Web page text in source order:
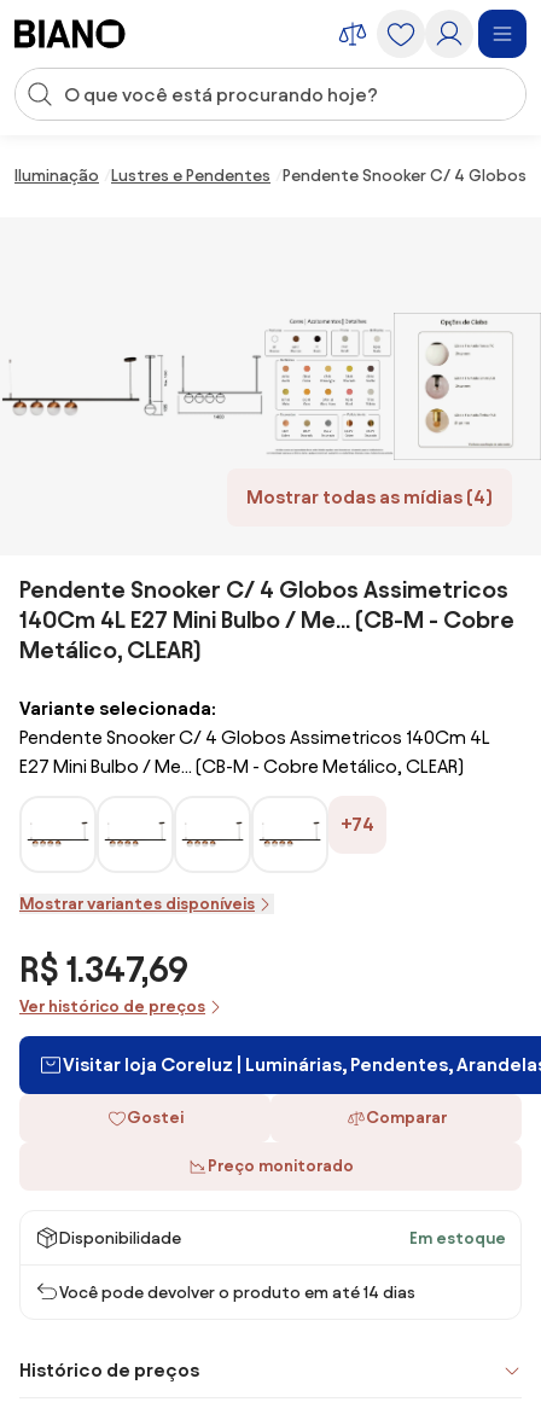
Entrada de pesquisa
Iluminação Lustres e Pendentes Pendente Snooker C/ 4 Globos
Mostrar todas as mídias (4)
Pendente Snooker C/ 4 Globos Assimetricos
140Cm 4L E27 Mini Bulbo / Me... (CB-M - Cobre
Metálico, CLEAR)
Variante selecionada:
Pendente Snooker C/ 4 Globos Assimetricos 140Cm 4L
E27 Mini Bulbo / Me... (CB-M - Cobre Metálico, CLEAR)
+74
Mostrar variantes disponíveis
R$ 1.347,69
Ver histórico de preços
Visitar loja Coreluz | Luminárias, Pendentes,
Gostei Comparar
Preço monitorado
Disponibilidade Em estoque
Você pode devolver o produto em até 14 dias
Histórico de preços